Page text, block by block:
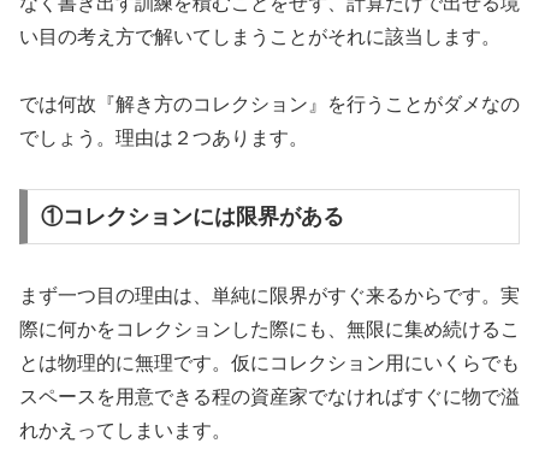
い目の考え方で解いてしまうことがそれに該当します。
では何故『解き方のコレクション』を行うことがダメなの
でしょう。理由は２つあります。
①コレクションには限界がある
まず一つ目の理由は、単純に限界がすぐ来るからです。実
際に何かをコレクションした際にも、無限に集め続けるこ
とは物理的に無理です。仮にコレクション用にいくらでも
スペースを用意できる程の資産家でなければすぐに物で溢
れかえってしまいます。